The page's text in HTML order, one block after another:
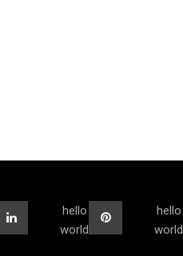
hello
world
hello
world